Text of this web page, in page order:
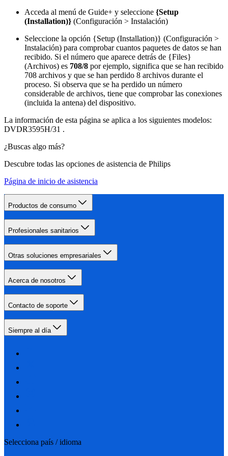
Acceda al menú de Guide+ y seleccione {Setup
(Installation)} (Configuración > Instalación)
Seleccione la opción {Setup (Installation)} (Configuración >
Instalación) para comprobar cuantos paquetes de datos se han
recibido. Si el número que aparece detrás de {Files}
(Archivos) es 708/8 por ejemplo, significa que se han recibido
708 archivos y que se han perdido 8 archivos durante el
proceso. Si observa que se ha perdido un número
considerable de archivos, tiene que comprobar las conexiones
(incluida la antena) del dispositivo.
La información de esta página se aplica a los siguientes modelos:
DVDR3595H/31 .
¿Buscas algo más?
Descubre todas las opciones de asistencia de Philips
Página de inicio de asistencia
Productos de consumo
Profesionales sanitarios
Otras soluciones empresariales
Acerca de nosotros
Contacto de soporte
Siempre al día
Selecciona país / idioma